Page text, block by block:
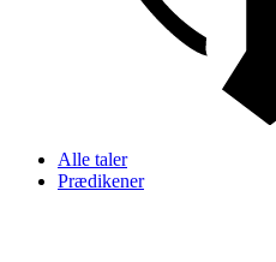
Alle taler
Prædikener